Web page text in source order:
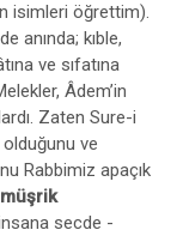
isimleri öğrettim).
anında; kıble,
ve sıfatına
Âdem’in
Zaten Sure-i
olduğunu ve
Rabbimiz apaçık
secde -